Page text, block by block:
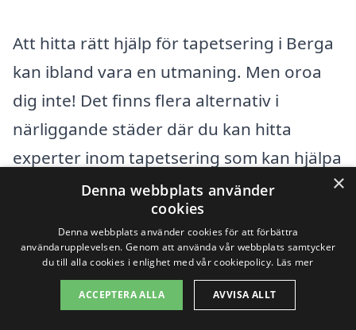
Att hitta rätt hjälp för tapetsering i Berga
kan ibland vara en utmaning. Men oroa
dig inte! Det finns flera alternativ i
närliggande städer där du kan hitta
experter inom tapetsering som kan hjälpa
dig med ditt projekt. Genom tapetsering-
pris.se kan du enkelt utforska olika
företag och begära erbjudanden från
dem, vilket gör processen både smidig
och effektiv. Här är några städer nära
×
Denna webbplats använder
cookies
Denna webbplats använder cookies för att förbättra
användarupplevelsen. Genom att använda vår webbplats samtycker
du till alla cookies i enlighet med vår cookiepolicy. Läs mer
ACCEPTERA ALLA AVVISA ALLT